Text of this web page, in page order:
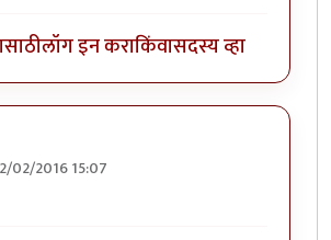
लॉग इन कराकिंवासदस्य व्हा
02/2016 15:07